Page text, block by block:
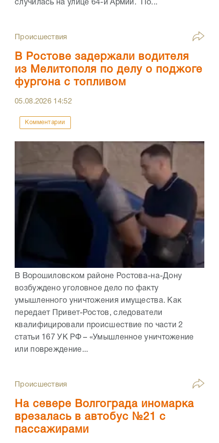
случилась на улице 64-й Армии. По...
Происшествия
В Ростове задержали водителя
из Мелитополя по делу о поджоге
фургона с топливом
05.08.2026 14:52
Комментарии
В Ворошиловском районе Ростова-на-Дону
возбуждено уголовное дело по факту
умышленного уничтожения имущества. Как
передает Привет-Ростов, следователи
квалифицировали происшествие по части 2
статьи 167 УК РФ – «Умышленное уничтожение
или повреждение...
Происшествия
На севере Волгограда иномарка
врезалась в автобус №21 с
пассажирами